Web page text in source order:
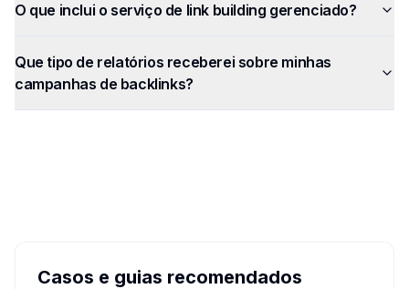
O que inclui o serviço de link building gerenciado?
Que tipo de relatórios receberei sobre minhas
campanhas de backlinks?
Casos e guias recomendados